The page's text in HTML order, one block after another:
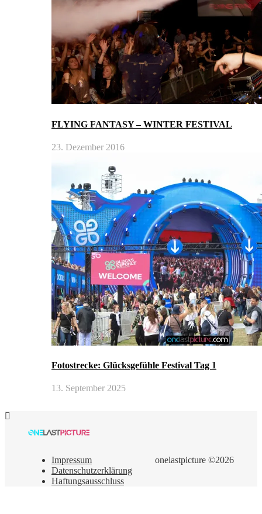
FLYING FANTASY – WINTER FESTIVAL
23. Dezember 2016
Fotostrecke: Glücksgefühle Festival Tag 1
13. September 2025
onelastpicture ©2026
Impressum
Datenschutzerklärung
Haftungsausschluss